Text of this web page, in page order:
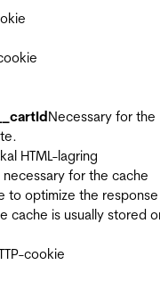
Necessary for the
HTML-lagring
necessary for the cache
to optimize the
cache is usually stored
cookie